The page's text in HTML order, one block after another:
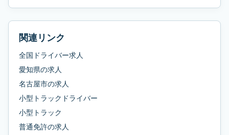
関連リンク
全国ドライバー求人
愛知県の求人
名古屋市の求人
小型トラックドライバー
小型トラック
普通免許の求人